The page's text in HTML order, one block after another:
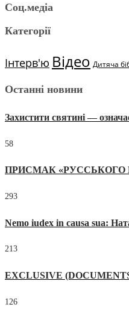
Соц.медіа
Категорії
Інтерв'ю Відео Дитяча
Останні новини
Захистити святині —
58
ПРИСМАК «РУССЬКОГО
293
Nemo iudex in causa sua:
213
EXCLUSIVE
126